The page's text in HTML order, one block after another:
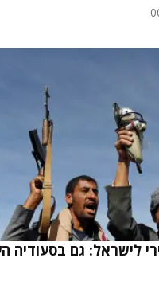
לישראל: גם בסעודיה